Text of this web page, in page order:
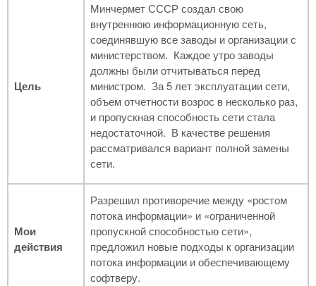
Цель
Минчермет СССР создал свою
внутреннюю информационную сеть,
соединявшую все заводы и организации с
министерством. Каждое утро заводы
должны были отчитываться перед
министром. За 5 лет эксплуатации сети,
объем отчетности возрос в несколько раз,
и пропускная способность сети стала
недостаточной. В качестве решения
рассматривался вариант полной замены
сети.
Мои
действия
Разрешил противоречие между «ростом
потока информации» и «ограниченной
пропускной способностью сети»,
предложил новые подходы к организации
потока информации и обеспечивающему
софтверу.